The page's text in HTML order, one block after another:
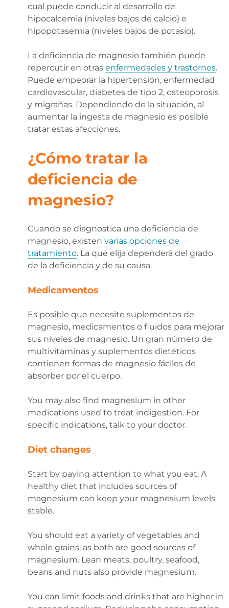
cual puede conducir al desarrollo de
hipocalcemia (niveles bajos de calcio) e
hipopotasemia (niveles bajos de potasio).
La deficiencia de magnesio también puede
repercutir en otras enfermedades y trastornos.
Puede empeorar la hipertensión, enfermedad
cardiovascular, diabetes de tipo 2, osteoporosis
y migrañas. Dependiendo de la situación, al
aumentar la ingesta de magnesio es posible
tratar estas afecciones.
¿Cómo tratar la
deficiencia de
magnesio?
Cuando se diagnostica una deficiencia de
magnesio, existen varias opciones de
tratamiento. La que elija dependerá del grado
de la deficiencia y de su causa.
Medicamentos
Es posible que necesite suplementos de
magnesio, medicamentos o fluidos para mejorar
sus niveles de magnesio. Un gran número de
multivitaminas y suplementos dietéticos
contienen formas de magnesio fáciles de
absorber por el cuerpo.
You may also find magnesium in other
medications used to treat indigestion. For
specific indications, talk to your doctor.
Diet changes
Start by paying attention to what you eat. A
healthy diet that includes sources of
magnesium can keep your magnesium levels
stable.
You should eat a variety of vegetables and
whole grains, as both are good sources of
magnesium. Lean meats, poultry, seafood,
beans and nuts also provide magnesium.
You can limit foods and drinks that are higher in